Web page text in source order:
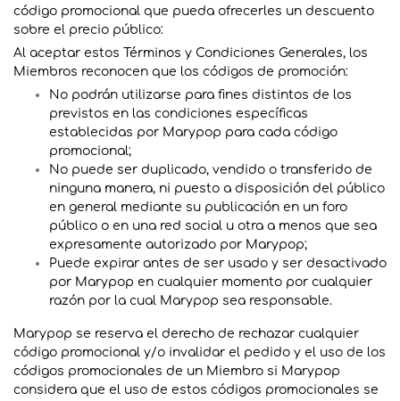
código promocional que pueda ofrecerles un descuento
sobre el precio público:
Al aceptar estos Términos y Condiciones Generales, los
Miembros reconocen que los códigos de promoción:
No podrán utilizarse para fines distintos de los
previstos en las condiciones específicas
establecidas por Marypop para cada código
promocional;
No puede ser duplicado, vendido o transferido de
ninguna manera, ni puesto a disposición del público
en general mediante su publicación en un foro
público o en una red social u otra a menos que sea
expresamente autorizado por Marypop;
Puede expirar antes de ser usado y ser desactivado
por Marypop en cualquier momento por cualquier
razón por la cual Marypop sea responsable.
Marypop se reserva el derecho de rechazar cualquier
código promocional y/o invalidar el pedido y el uso de los
códigos promocionales de un Miembro si Marypop
considera que el uso de estos códigos promocionales se